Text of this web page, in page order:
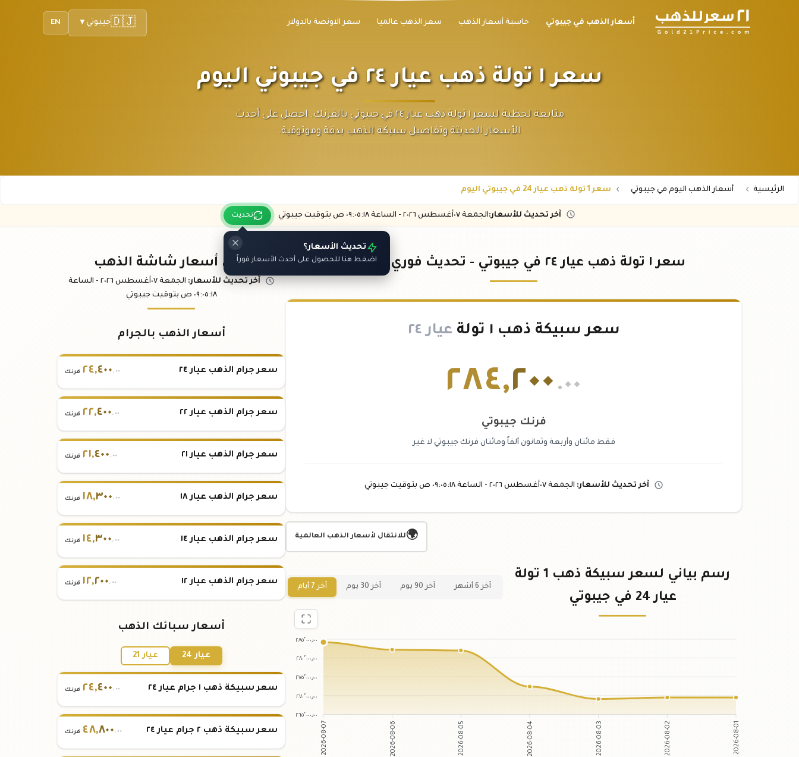
أسعار الذهب في جيبوتي حاسبة أسعار الذهب سعر الذهب عالميا سعر الاونصة بالدولار EN 🇩🇯جيبوتي ▼
سعر ١ تولة ذهب عيار ٢٤ في جيبوتي اليوم
متابعة لحظية لسعر ١ تولة ذهب عيار ٢٤ في جيبوتي بالفرنك. احصل على أحدث
الأسعار الحديثة وتفاصيل سبيكة الذهب بدقة وموثوقية.
الرئيسية أسعار الذهب اليوم في جيبوتي سعر 1 تولة ذهب عيار 24 في جيبوتي اليوم
آخر تحديث للأسعار:الجمعة ٠٧ أغسطس ٢٠٢٦ - الساعة :١٨ ص بتوقيت جيبوتي تحديث
تحديث الأسعار؟
اضغط هنا للحصول على أحدث الأسعار فوراً سعر ١ تولة ذهب عيار ٢٤ في جيبوتي - تحديث فوري بالفرنك
سعر سبيكة ذهب ١ تولة عيار ٢٤
٢٨٤,٢٠٠ .٠٠
فرنك جيبوتي
فقط مائتان وأربعة وثمانون ألفاً ومائتان فرنك جيبوتي لا غير
آخر تحديث للأسعار: الجمعة ٠٧ أغسطس ٢٠٢٦ - الساعة ٠٩:٠٥:١٨ ص بتوقيت جيبوتي
🌍للانتقال لأسعار الذهب العالمية
رسم بياني لسعر سبيكة ذهب 1 تولة
عيار 24 في جيبوتي
آخر 6 أشهر آخر 90 يوم آخر 30 يوم آخر 7 أيام
٢٨٥٬٠٠٠٫٠٠
٢٨٠٬٠٠٠٫٠٠
٢٧٥٬٠٠٠٫٠٠
٢٧٠٬٠٠٠٫٠٠
٢٦٥٬٠٠٠٫٠٠
2026-08-07 2026-08-06 2026-08-05 2026-08-04 2026-08-03 2026-08-02 2026-08-01
باقي أسعار شاشة الذهب
آخر تحديث للأسعار: الجمعة ٠٧ أغسطس ٢٠٢٦ -
الساعة
٠٩:٠٥:١٨ ص بتوقيت جيبوتي
أسعار الذهب بالجرام
سعر جرام الذهب عيار ٢٤ ٢٤,٤٠٠.٠٠ فرنك
سعر جرام الذهب عيار ٢٢ ٢٢,٤٠٠.٠٠ فرنك
سعر جرام الذهب عيار ٢١ ٢١,٤٠٠.٠٠ فرنك
سعر جرام الذهب عيار ١٨ ١٨,٣٠٠.٠٠ فرنك
سعر جرام الذهب عيار ١٤ ١٤,٣٠٠.٠٠ فرنك
سعر جرام الذهب عيار ١٢ ١٢,٢٠٠.٠٠ فرنك
أسعار سبائك الذهب
عيار 24 عيار 21
سعر سبيكة ذهب ١ جرام عيار ٢٤ ٢٤,٤٠٠.٠٠ فرنك
سعر سبيكة ذهب ٢ جرام عيار ٢٤ ٤٨,٨٠٠.٠٠ فرنك